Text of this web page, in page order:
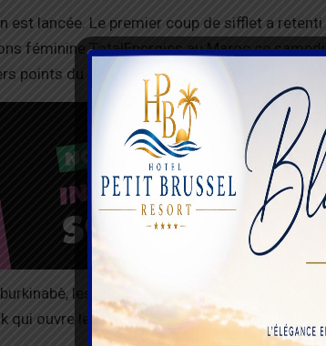
est lancée. Le premier coup de sifflet a
féminine TotalEnergies au Maroc ce
points du tournoi.
les Lionnes de l’Atlas ont rugit sur
qui ouvre le score à la 29 minute sur un coup